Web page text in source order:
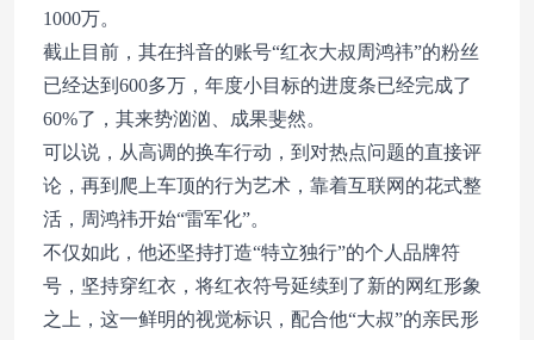
1000万。
截止目前，其在抖音的账号“红衣大叔周鸿祎”的粉丝
已经达到600多万，年度小目标的进度条已经完成了
60%了，其来势汹汹、成果斐然。
可以说，从高调的换车行动，到对热点问题的直接评
论，再到爬上车顶的行为艺术，靠着互联网的花式整
活，周鸿祎开始“雷军化”。
不仅如此，他还坚持打造“特立独行”的个人品牌符
号，坚持穿红衣，将红衣符号延续到了新的网红形象
之上，这一鲜明的视觉标识，配合他“大叔”的亲民形